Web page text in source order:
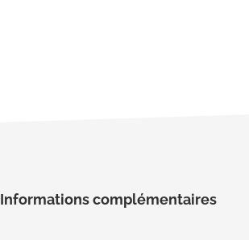
Informations complémentaires